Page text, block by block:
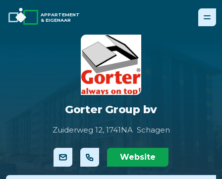
APPARTEMENT
& EIGENAAR
Gorter Group bv
Zuiderweg 12, 1741NA Schagen
Website